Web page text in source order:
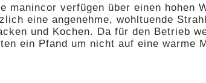
manincor verfügen über einen hohen
eine angenehme, wohltuende
und Kochen. Da für den Betrieb
ein Pfand um nicht auf eine warme